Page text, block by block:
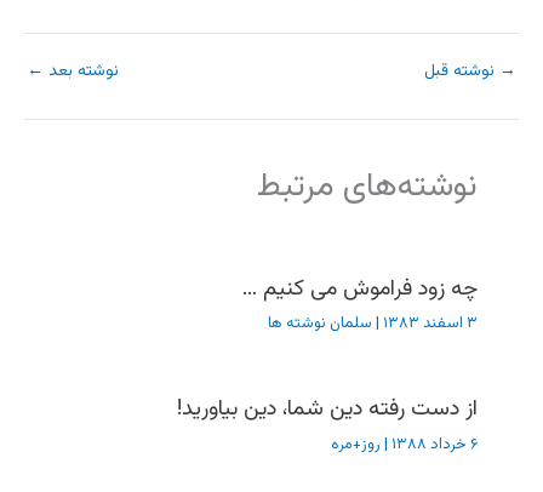
→ نوشته قبل نوشته بعد ←
نوشته‌های مرتبط
چه زود فراموش می کنیم …
۳ اسفند ۱۳۸۳ | سلمان نوشته ها
از دست رفته دین شما، دین بیاورید!
۶ خرداد ۱۳۸۸ | روز+مره